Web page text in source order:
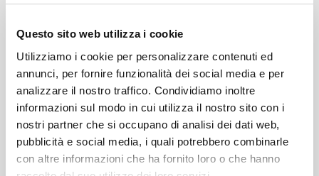
Questo sito web utilizza i cookie
Utilizziamo i cookie per personalizzare contenuti ed
annunci, per fornire funzionalità dei social media e per
analizzare il nostro traffico. Condividiamo inoltre
informazioni sul modo in cui utilizza il nostro sito con i
nostri partner che si occupano di analisi dei dati web,
pubblicità e social media, i quali potrebbero combinarle
con altre informazioni che ha fornito loro o che hanno
Rosenkavalier, Op.59 - original
version - Act 1]
26:42
Régine Crespin, Chor der Wiener Staatsoper, Wiener
Philharmoniker, Silvio Varviso
3 "Mir ist die Ehre widerfahren"[Der
Rosenkavalier, Op.59 / Act 2]
07:30
Elisabeth Söderström, Hilde Güden, Wiener
SIAMO
CONTATTI